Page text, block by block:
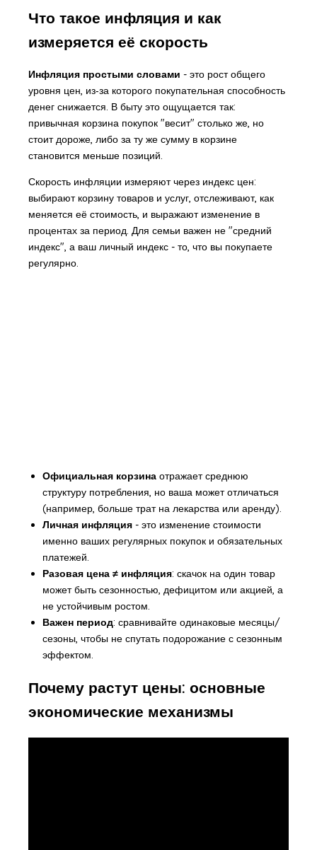
Что такое инфляция и как
измеряется её скорость
Инфляция простыми словами - это рост общего
уровня цен, из‑за которого покупательная способность
денег снижается. В быту это ощущается так:
привычная корзина покупок "весит" столько же, но
стоит дороже, либо за ту же сумму в корзине
становится меньше позиций.
Скорость инфляции измеряют через индекс цен:
выбирают корзину товаров и услуг, отслеживают, как
меняется её стоимость, и выражают изменение в
процентах за период. Для семьи важен не "средний
индекс", а ваш личный индекс - то, что вы покупаете
регулярно.
Официальная корзинаотражает среднюю
структуру потребления, но ваша может отличаться
(например, больше трат на лекарства или аренду).
Личная инфляция- это изменение стоимости
именно ваших регулярных покупок и обязательных
платежей.
Разовая цена ≠ инфляция: скачок на один товар
может быть сезонностью, дефицитом или акцией, а
не устойчивым ростом.
Важен период: сравнивайте одинаковые месяцы/
сезоны, чтобы не спутать подорожание с сезонным
эффектом.
Почему растут цены: основные
экономические механизмы